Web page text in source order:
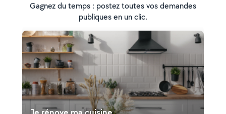
Gagnez du temps : postez toutes vos demandes
publiques en un clic.